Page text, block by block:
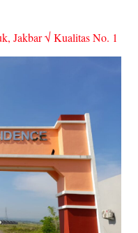
Jakbar √ Kualitas No. 1